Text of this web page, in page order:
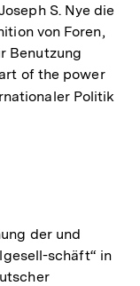
S. Nye die
von Foren,
Benutzung
of the power
Politik
der und
schäft“ in